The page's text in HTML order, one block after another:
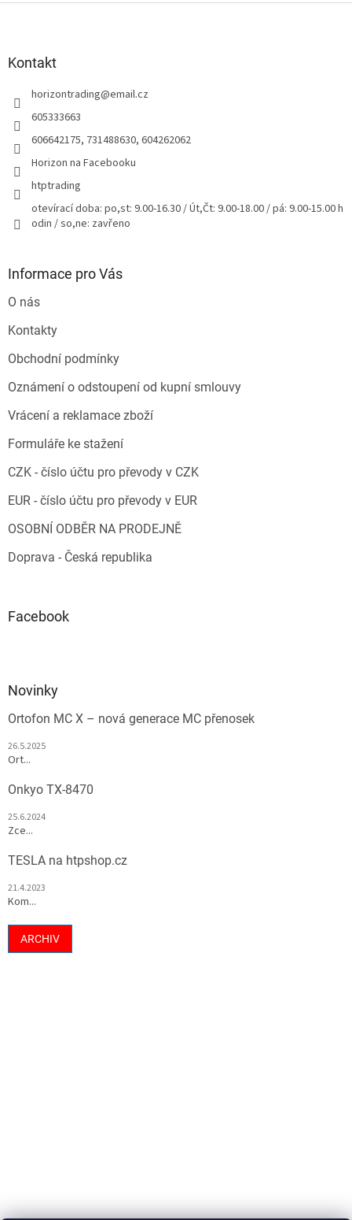
Kontakt
horizontrading@email.cz
605333663
606642175, 731488630, 604262062
Horizon na Facebooku
htptrading
otevírací doba: po,st: 9.00-16.30 / Út,Čt: 9.00-18.00 / pá: 9.00-15.00 h
odin / so,ne: zavřeno
Informace pro Vás
O nás
Kontakty
Obchodní podmínky
Oznámení o odstoupení od kupní smlouvy
Vrácení a reklamace zboží
Formuláře ke stažení
CZK - číslo účtu pro převody v CZK
EUR - číslo účtu pro převody v EUR
OSOBNÍ ODBĚR NA PRODEJNĚ
Doprava - Česká republika
Facebook
Novinky
Ortofon MC X – nová generace MC přenosek
26.5.2025
Ort...
Onkyo TX-8470
25.6.2024
Zce...
TESLA na htpshop.cz
21.4.2023
Kom...
ARCHIV